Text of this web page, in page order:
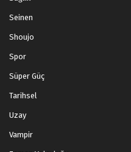
Seinen
Shoujo
Spor
Süper Güç
Tarihsel
Uzay
Vampir